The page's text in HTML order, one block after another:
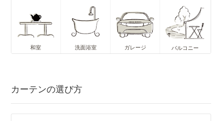
和室 洗面浴室 ガレージ バルコニー
カーテンの選び方